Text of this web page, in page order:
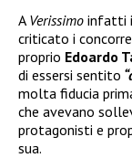
A Verissimo infatti
criticato i
proprio Edoardo
di essersi sentito
molta fiducia
che avevano
protagonisti e
sua.